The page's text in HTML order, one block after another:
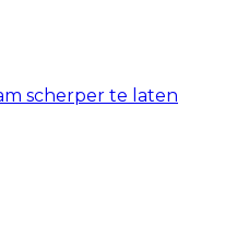
scherper te laten